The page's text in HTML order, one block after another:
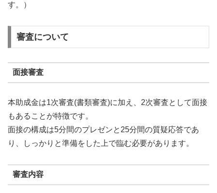
す。）
審査について
面接審査
本助成金は1次審査(書類審査)に加え、2次審査として面接
もあることが特徴です。
面接の構成は5分間のプレゼンと25分間の質疑応答であ
り、しっかりと準備をした上で臨む必要があります。
審査内容